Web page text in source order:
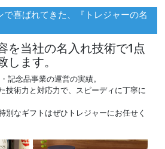
喜ばれてきた、『トレジャーの名
を当社の名入れ技術で1点
します。
記念品事業の運営の実績。
技術力と対応力で、スピーディに丁寧に
別なギフトはぜひトレジャーにお任せく